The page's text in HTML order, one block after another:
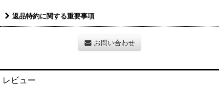
返品特約に関する重要事項
お問い合わせ
レビュー